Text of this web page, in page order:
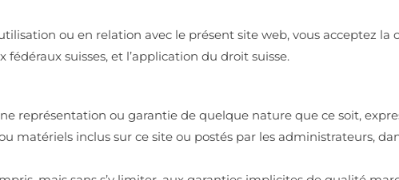
ou en relation avec le présent site web, vous acceptez la
suisses, et l’application du droit suisse.
représentation ou garantie de quelque nature que ce soit,
matériels inclus sur ce site ou postés par les administrateurs,